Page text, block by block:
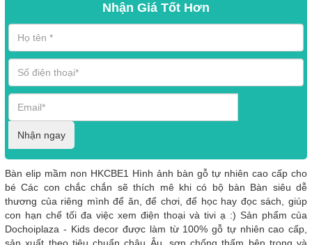
Nhận Giá Tốt Hơn
Nhận ngay
Bàn elip mầm non HKCBE1 Hình ảnh bàn gỗ tự nhiên cao cấp cho
bé Các con chắc chắn sẽ thích mê khi có bộ bàn Bàn siêu dễ
thương của riêng mình để ăn, để chơi, để học hay đọc sách, giúp
con hạn chế tối đa việc xem điện thoại và tivi ạ :) Sản phẩm của
Dochoiplaza - Kids decor được làm từ 100% gỗ tự nhiên cao cấp,